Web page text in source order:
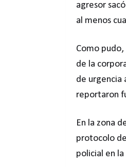
agresor
al menos
Como
de la
de urgencia
reportaron
En la zona
protocolo
policial en